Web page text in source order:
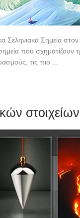
Σημεία στον
που σχηματίζουν
τις πιο ...
στοιχείων